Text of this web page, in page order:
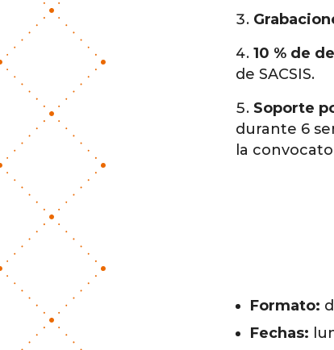
10 % de
de SACSIS.
Soporte
durante 6
la
Formato:
Fechas: